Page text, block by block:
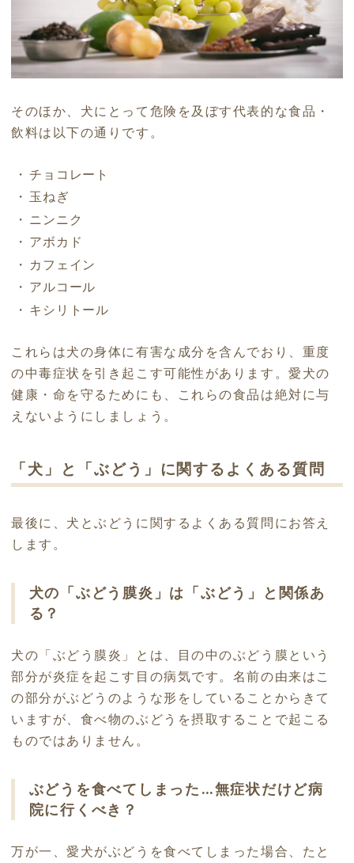
そのほか、犬にとって危険を及ぼす代表的な食品・
飲料は以下の通りです。
チョコレート
玉ねぎ
ニンニク
アボカド
カフェイン
アルコール
キシリトール
これらは犬の身体に有害な成分を含んでおり、重度
の中毒症状を引き起こす可能性があります。愛犬の
健康・命を守るためにも、これらの食品は絶対に与
えないようにしましょう。
「犬」と「ぶどう」に関するよくある質問
最後に、犬とぶどうに関するよくある質問にお答え
します。
犬の「ぶどう膜炎」は「ぶどう」と関係あ
る？
犬の「ぶどう膜炎」とは、目の中のぶどう膜という
部分が炎症を起こす目の病気です。名前の由来はこ
の部分がぶどうのような形をしていることからきて
いますが、食べ物のぶどうを摂取することで起こる
ものではありません。
ぶどうを食べてしまった…無症状だけど病
院に行くべき？
万が一、愛犬がぶどうを食べてしまった場合、たと